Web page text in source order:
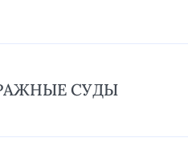
СУДЫ